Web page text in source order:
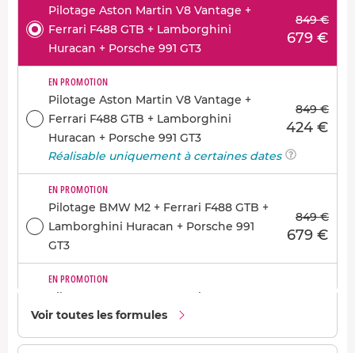
Pilotage Aston Martin V8 Vantage +
Ferrari F488 GTB + Lamborghini
Huracan + Porsche 991 GT3
849 €
679 €
EN PROMOTION
Pilotage Aston Martin V8 Vantage +
Ferrari F488 GTB + Lamborghini
Huracan + Porsche 991 GT3
849 €
424 €
Réalisable uniquement à certaines dates
EN PROMOTION
Pilotage BMW M2 + Ferrari F488 GTB +
Lamborghini Huracan + Porsche 991
GT3
849 €
679 €
EN PROMOTION
Pilotage BMW M2 + Ferrari F488 GTB +
Lamborghini Huracan + Porsche 991
GT3
Voir toutes les formules